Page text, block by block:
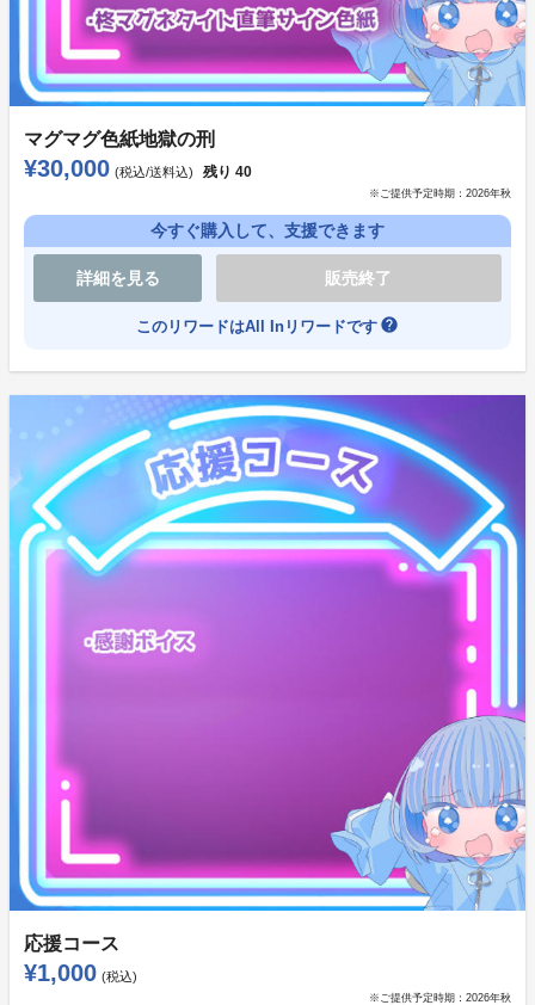
天使ちゃん達と祢々のイラストがどどーんとでっかくプ
リントされたおしゃれ可愛いパーカー。
裏表で別パターンの表情。田舎のイオ……大型ショッピ
ングセンターで着てても恥ずかしくない！
後に一般販売を検討していますが、確定はしていないた
プリント方式：転写プリント
マグマグ色紙地獄の刑
¥30,000 (税込/送料込) 残り 40
※ご提供予定時期： 2026年秋
今すぐ購入して、支援できます
詳細を見る 販売終了
このリワードはAll Inリワードです help
応援コース
¥1,000 (税込)
※ご提供予定時期： 2026年秋